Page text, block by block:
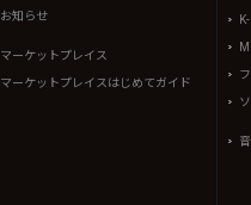
お知らせ
マーケットプレイス
マーケットプレイスはじめてガイド